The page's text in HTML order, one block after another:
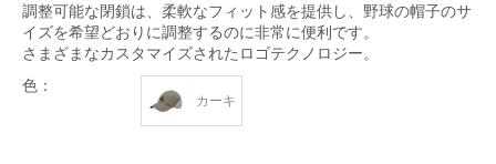
調整可能な閉鎖は、柔軟なフィット感を提供し、野球の帽子のサ
イズを希望どおりに調整するのに非常に便利です。
さまざまなカスタマイズされたロゴテクノロジー。
色：
カーキ